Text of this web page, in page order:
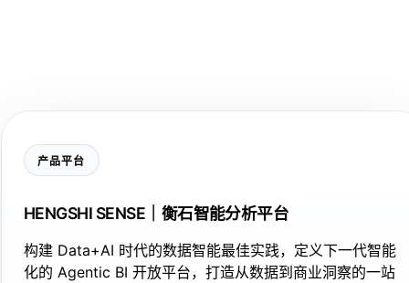
产品平台
HENGSHI SENSE｜衡石智能分析平台
构建 Data+AI 时代的数据智能最佳实践，定义下一代智能
化的 Agentic BI 开放平台，打造从数据到商业洞察的一站